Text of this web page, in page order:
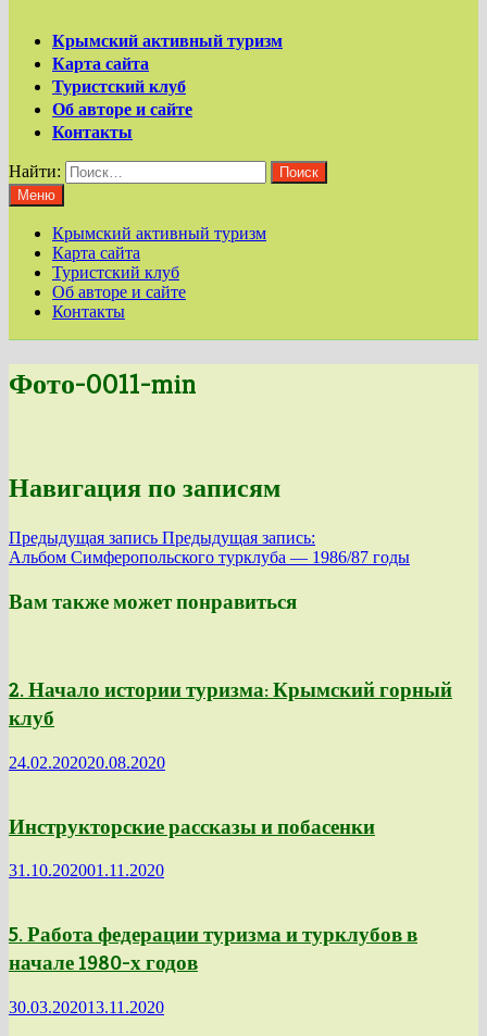
Крымский активный туризм
Карта сайта
Туристский клуб
Об авторе и сайте
Контакты
Найти:
Меню
Крымский активный туризм
Карта сайта
Туристский клуб
Об авторе и сайте
Контакты
Фото-0011-min
Навигация по записям
Предыдущая запись Предыдущая запись:
Альбом Симферопольского турклуба — 1986/87 годы
Вам также может понравиться
2. Начало истории туризма: Крымский горный
клуб
24.02.202020.08.2020
Инструкторские рассказы и побасенки
31.10.202001.11.2020
5. Работа федерации туризма и турклубов в
начале 1980-х годов
30.03.202013.11.2020